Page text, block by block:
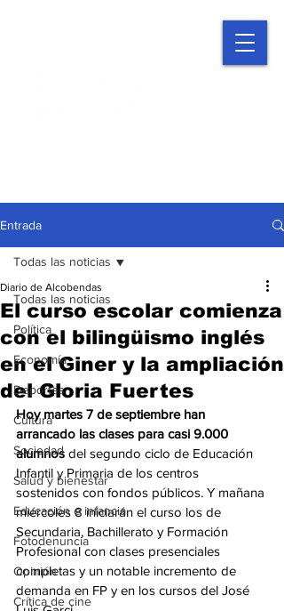
Entrada
Todas las noticias
Política
Economía
Deportes
Cultura
Sociedad
Salud y bienestar
Educación e infancia
Fotodenuncia
Opinión
Crítica de cine
Todas las noticias
El curso escolar comienza
con el bilingüismo inglés
en el Giner y la ampliación
del Gloria Fuertes
Diario de Alcobendas
Hoy martes 7 de septiembre han
arrancado las clases para casi 9.000
alumnos del segundo ciclo de Educación
Infantil y Primaria de los centros
sostenidos con fondos públicos. Y mañana
miércoles 8 iniciarán el curso los de
Secundaria, Bachillerato y Formación
Profesional con clases presenciales
completas y un notable incremento de
demanda en FP y en los cursos del José